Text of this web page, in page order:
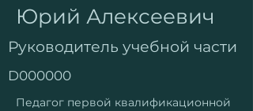
Юрий Алексеевич
Руководитель учебной части
D000000
Педагог первой квалификационной